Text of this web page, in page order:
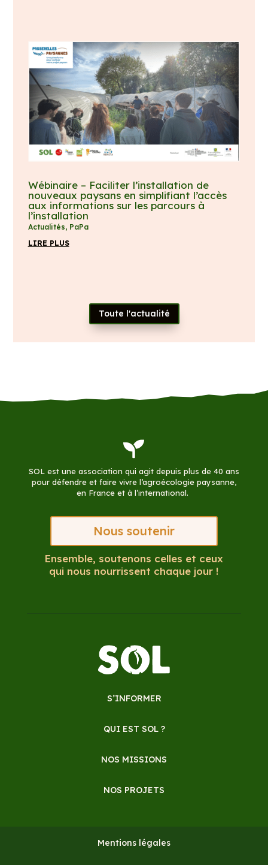
Wébinaire – Faciliter l’installation de
nouveaux paysans en simplifiant l’accès
aux informations sur les parcours à
l’installation
Actualités, PaPa
LIRE PLUS
Toute l'actualité

SOL est une association qui agit depuis plus de 40 ans
pour défendre et faire vivre l’agroécologie paysanne,
en France et à l’international.
Nous soutenir
Ensemble, soutenons celles et ceux
qui nous nourrissent chaque jour !
S’INFORMER
QUI EST SOL ?
NOS MISSIONS
NOS PROJETS
Mentions légales